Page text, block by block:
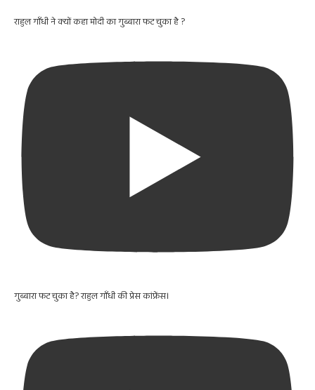
राहुल गाँधी ने क्यों कहा मोदी का गुब्बारा फट चुका है ?
गुब्बारा फट चुका है? राहुल गाँधी की प्रेस कांफ्रेंस।